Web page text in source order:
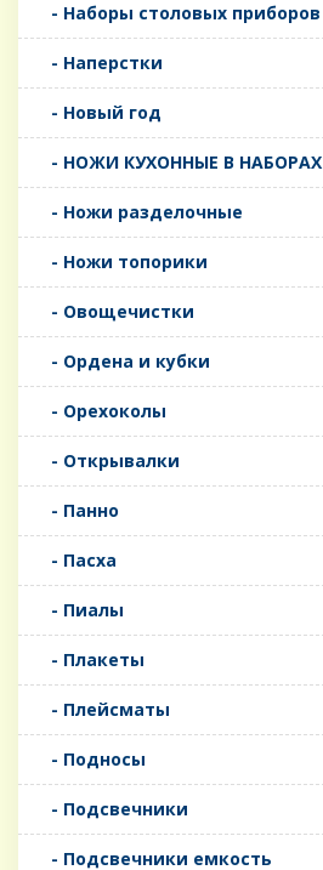
- Наборы столовых приборов
- Наперстки
- Новый год
- НОЖИ КУХОННЫЕ В НАБОРАХ
- Ножи разделочные
- Ножи топорики
- Овощечистки
- Ордена и кубки
- Орехоколы
- Открывалки
- Панно
- Пасха
- Пиалы
- Плакеты
- Плейсматы
- Подносы
- Подсвечники
- Подсвечники емкость